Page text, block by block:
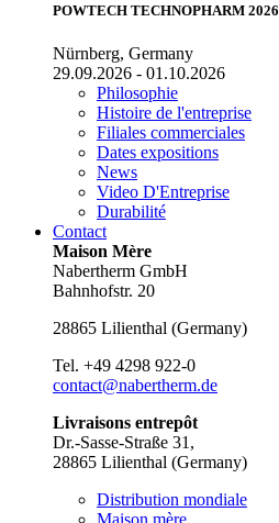
POWTECH TECHNOPHARM 2026
Nürnberg, Germany
29.09.2026 - 01.10.2026
Philosophie
Histoire de l'entreprise
Filiales commerciales
Dates expositions
News
Video D'Entreprise
Durabilité
Contact
Maison Mère
Nabertherm GmbH
Bahnhofstr. 20
28865 Lilienthal (Germany)
Tel. +49 4298 922-0
contact@nabertherm.de
Livraisons entrepôt
Dr.-Sasse-Straße 31,
28865 Lilienthal (Germany)
Distribution mondiale
Maison mère